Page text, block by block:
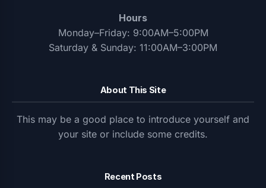
Hours
Monday–Friday: 9:00AM–5:00PM
Saturday & Sunday: 11:00AM–3:00PM
About This Site
This may be a good place to introduce yourself and
your site or include some credits.
Recent Posts